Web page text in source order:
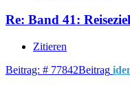
Re: Band 41:
Zitieren
Beitrag: # 77842Beitrag